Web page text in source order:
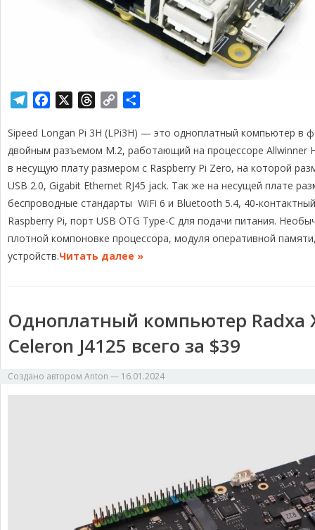
l
e
g
r
a
m
c
e
b
o
o
k
r
e
a
d
s
p
y
L
i
n
k
п
р
а
в
и
т
ь
Sipeed Longan Pi 3H (LPi3H) — это одноплатный компьютер в
двойным разъемом M.2, работающий на процессоре Allwinner
в несущую плату размером с Raspberry Pi Zero, на которой
USB 2.0, Gigabit Ethernet RJ45 jack. Так же на несущей плате
беспроводные стандарты WiFi 6 и Bluetooth 5.4, 40-
Raspberry Pi, порт USB OTG Type-C для подачи питания.
плотной компоновке процессора, модуля оперативной
устройств.Читать далее »
Одноплатный компьютер Radxa
Celeron J4125 всего за $39
Создано автором Anton — 16.01.2024